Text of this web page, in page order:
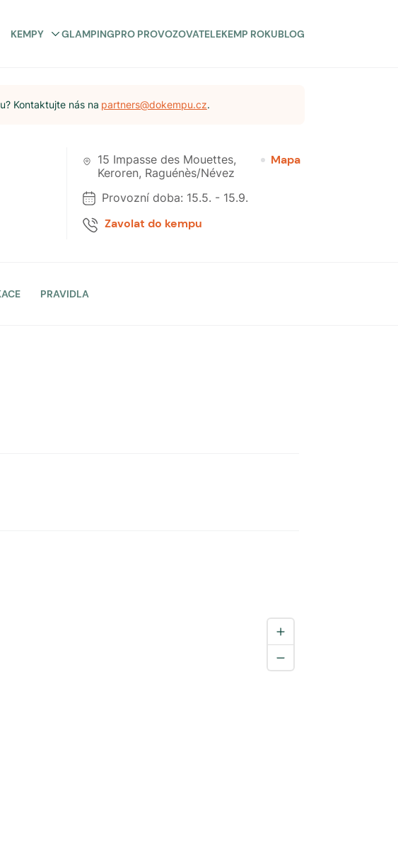
KEMPY GLAMPINGPRO PROVOZOVATELEKEMP ROKUBLOG
Kontaktujte nás na partners@dokempu.cz.
15 Impasse des Mouettes,
Keroren, Raguénès/Névez
Mapa
Provozní doba: 15.5. - 15.9.
Zavolat do kempu
PRAVIDLA